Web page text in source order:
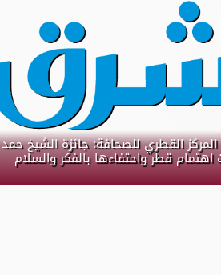
القطري للصحافة: جائزة الشيخ حمد
قطر واحتفاءها بالفكر والسلام